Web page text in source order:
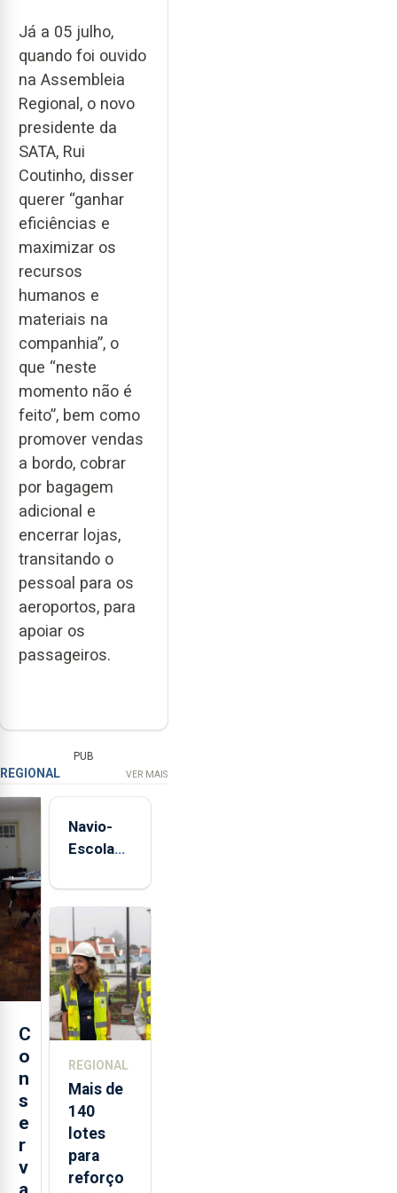
Já a 05 julho,
quando foi ouvido
na Assembleia
Regional, o novo
presidente da
SATA, Rui
Coutinho, disser
querer “ganhar
eficiências e
maximizar os
recursos
humanos e
materiais na
companhia”, o
que “neste
momento não é
feito”, bem como
promover vendas
a bordo, cobrar
por bagagem
adicional e
encerrar lojas,
transitando o
pessoal para os
aeroportos, para
apoiar os
passageiros.
PUB
REGIONAL VER MAIS
C
o
n
s
e
r
v
Navio-
Escola
está de
aos
Açores
REGIONAL
Mais de
140
lotes
para
reforço